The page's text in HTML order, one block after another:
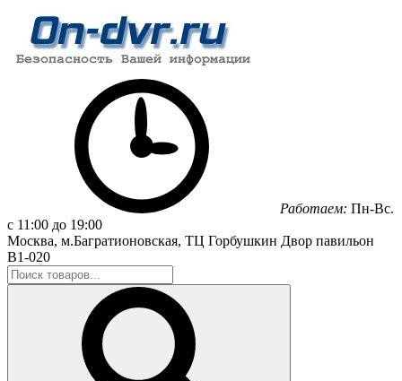
Работаем: Пн-Вс.
с 11:00 до 19:00
Москва, м.Багратионовская, ТЦ Горбушкин Двор павильон
B1-020